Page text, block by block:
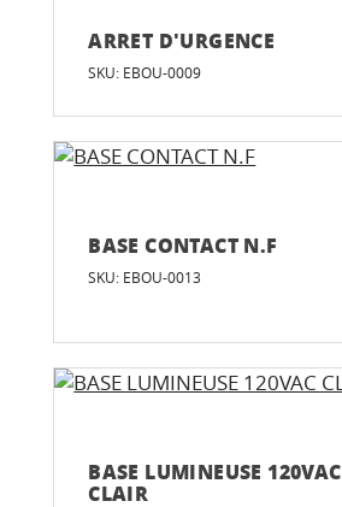
ARRET D'URGENCE
SKU: EBOU-0009
BASE CONTACT N.F
SKU: EBOU-0013
BASE LUMINEUSE 120VAC
CLAIR